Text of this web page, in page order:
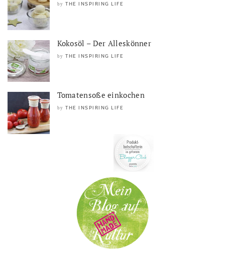
by THE INSPIRING LIFE
Kokosöl – Der Alleskönner
by THE INSPIRING LIFE
Tomatensoße einkochen
by THE INSPIRING LIFE